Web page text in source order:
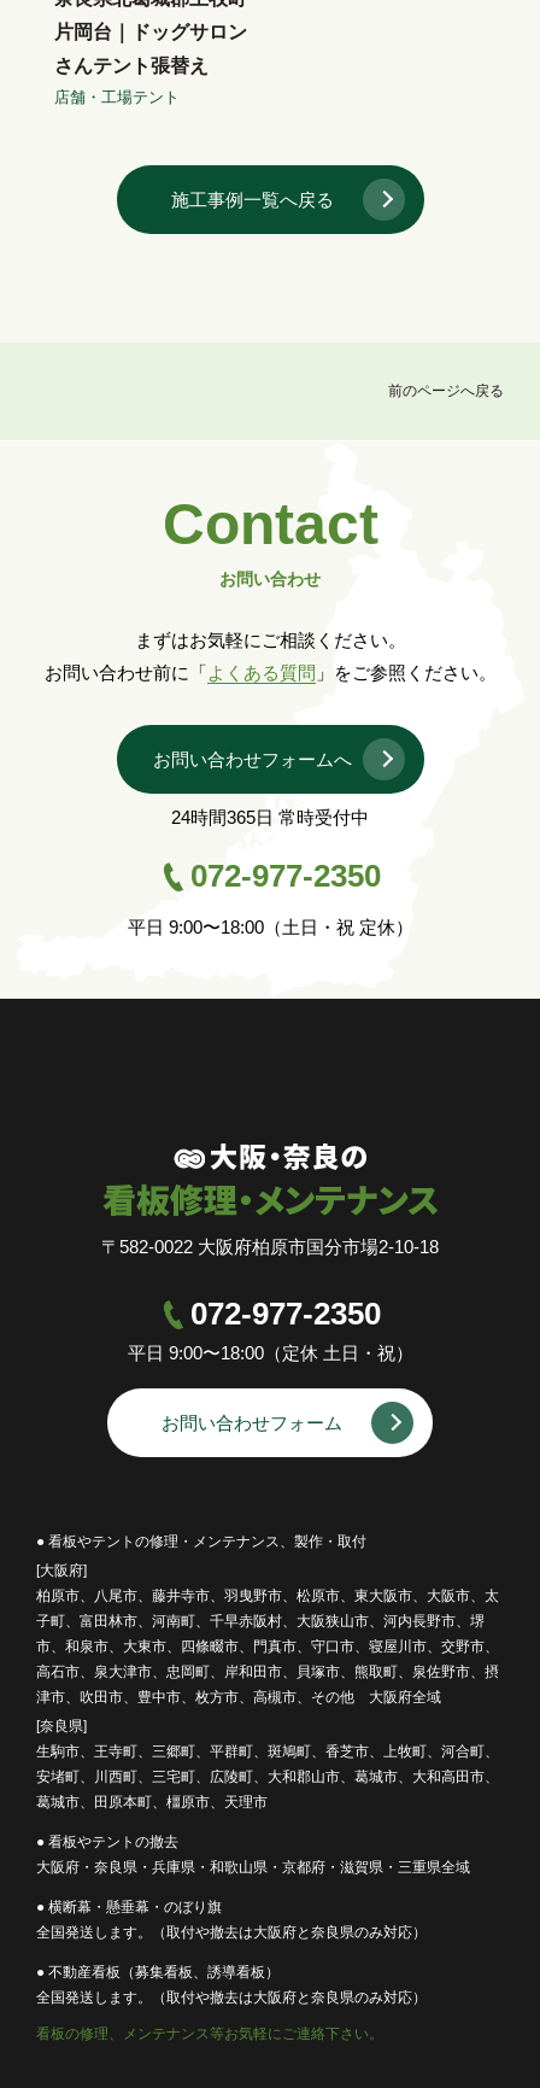
片岡台｜ドッグサロン
さんテント張替え
店舗・工場テント
施工事例一覧へ戻る
前のページへ戻る
Contact
お問い合わせ
まずはお気軽にご相談ください。
お問い合わせ前に「よくある質問 」をご参照ください。
お問い合わせフォームへ
24時間365日 常時受付中
072-977-2350
平日 9:00〜18:00（土日・祝 定休）
〒582-0022 大阪府柏原市国分市場2-10-18
072-977-2350
平日 9:00〜18:00（定休 土日・祝）
お問い合わせフォーム
● 看板やテントの修理・メンテナンス、製作・取付
[大阪府]
柏原市、八尾市、藤井寺市、羽曳野市、松原市、東大阪市、大阪市、太
子町、富田林市、河南町、千早赤阪村、大阪狭山市、河内長野市、堺
市、和泉市、大東市、四條畷市、門真市、守口市、寝屋川市、交野市、
高石市、泉大津市、忠岡町、岸和田市、貝塚市、熊取町、泉佐野市、摂
津市、吹田市、豊中市、枚方市、高槻市、その他 大阪府全域
[奈良県]
生駒市、王寺町、三郷町、平群町、斑鳩町、香芝市、上牧町、河合町、
安堵町、川西町、三宅町、広陵町、大和郡山市、葛城市、大和高田市、
葛城市、田原本町、橿原市、天理市
● 看板やテントの撤去
大阪府・奈良県・兵庫県・和歌山県・京都府・滋賀県・三重県全域
● 横断幕・懸垂幕・のぼり旗
全国発送します。（取付や撤去は大阪府と奈良県のみ対応）
● 不動産看板（募集看板、誘導看板）
全国発送します。（取付や撤去は大阪府と奈良県のみ対応）
看板の修理、メンテナンス等お気軽にご連絡下さい。